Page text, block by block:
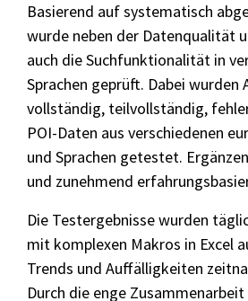
Basierend auf systematisch
wurde neben der Datenqualität
auch die Suchfunktionalität in
Sprachen geprüft. Dabei wurden
vollständig, teilvollständig,
POI-Daten aus verschiedenen
und Sprachen getestet.
und zunehmend
Die Testergebnisse wurden
mit komplexen Makros in Excel
Trends und Auffälligkeiten
Durch die enge